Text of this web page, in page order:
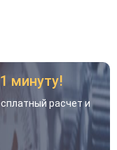
минуту!
расчет и